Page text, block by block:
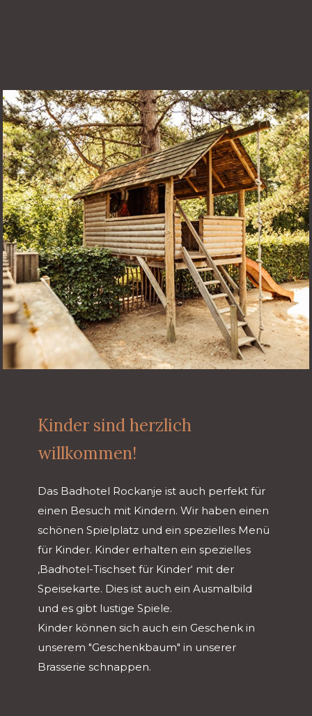
Kinder sind herzlich
willkommen!
Das Badhotel Rockanje ist auch perfekt für
einen Besuch mit Kindern. Wir haben einen
schönen Spielplatz und ein spezielles Menü
für Kinder. Kinder erhalten ein spezielles
‚Badhotel-Tischset für Kinder‘ mit der
Speisekarte. Dies ist auch ein Ausmalbild
und es gibt lustige Spiele.
Kinder können sich auch ein Geschenk in
unserem "Geschenkbaum" in unserer
Brasserie schnappen.